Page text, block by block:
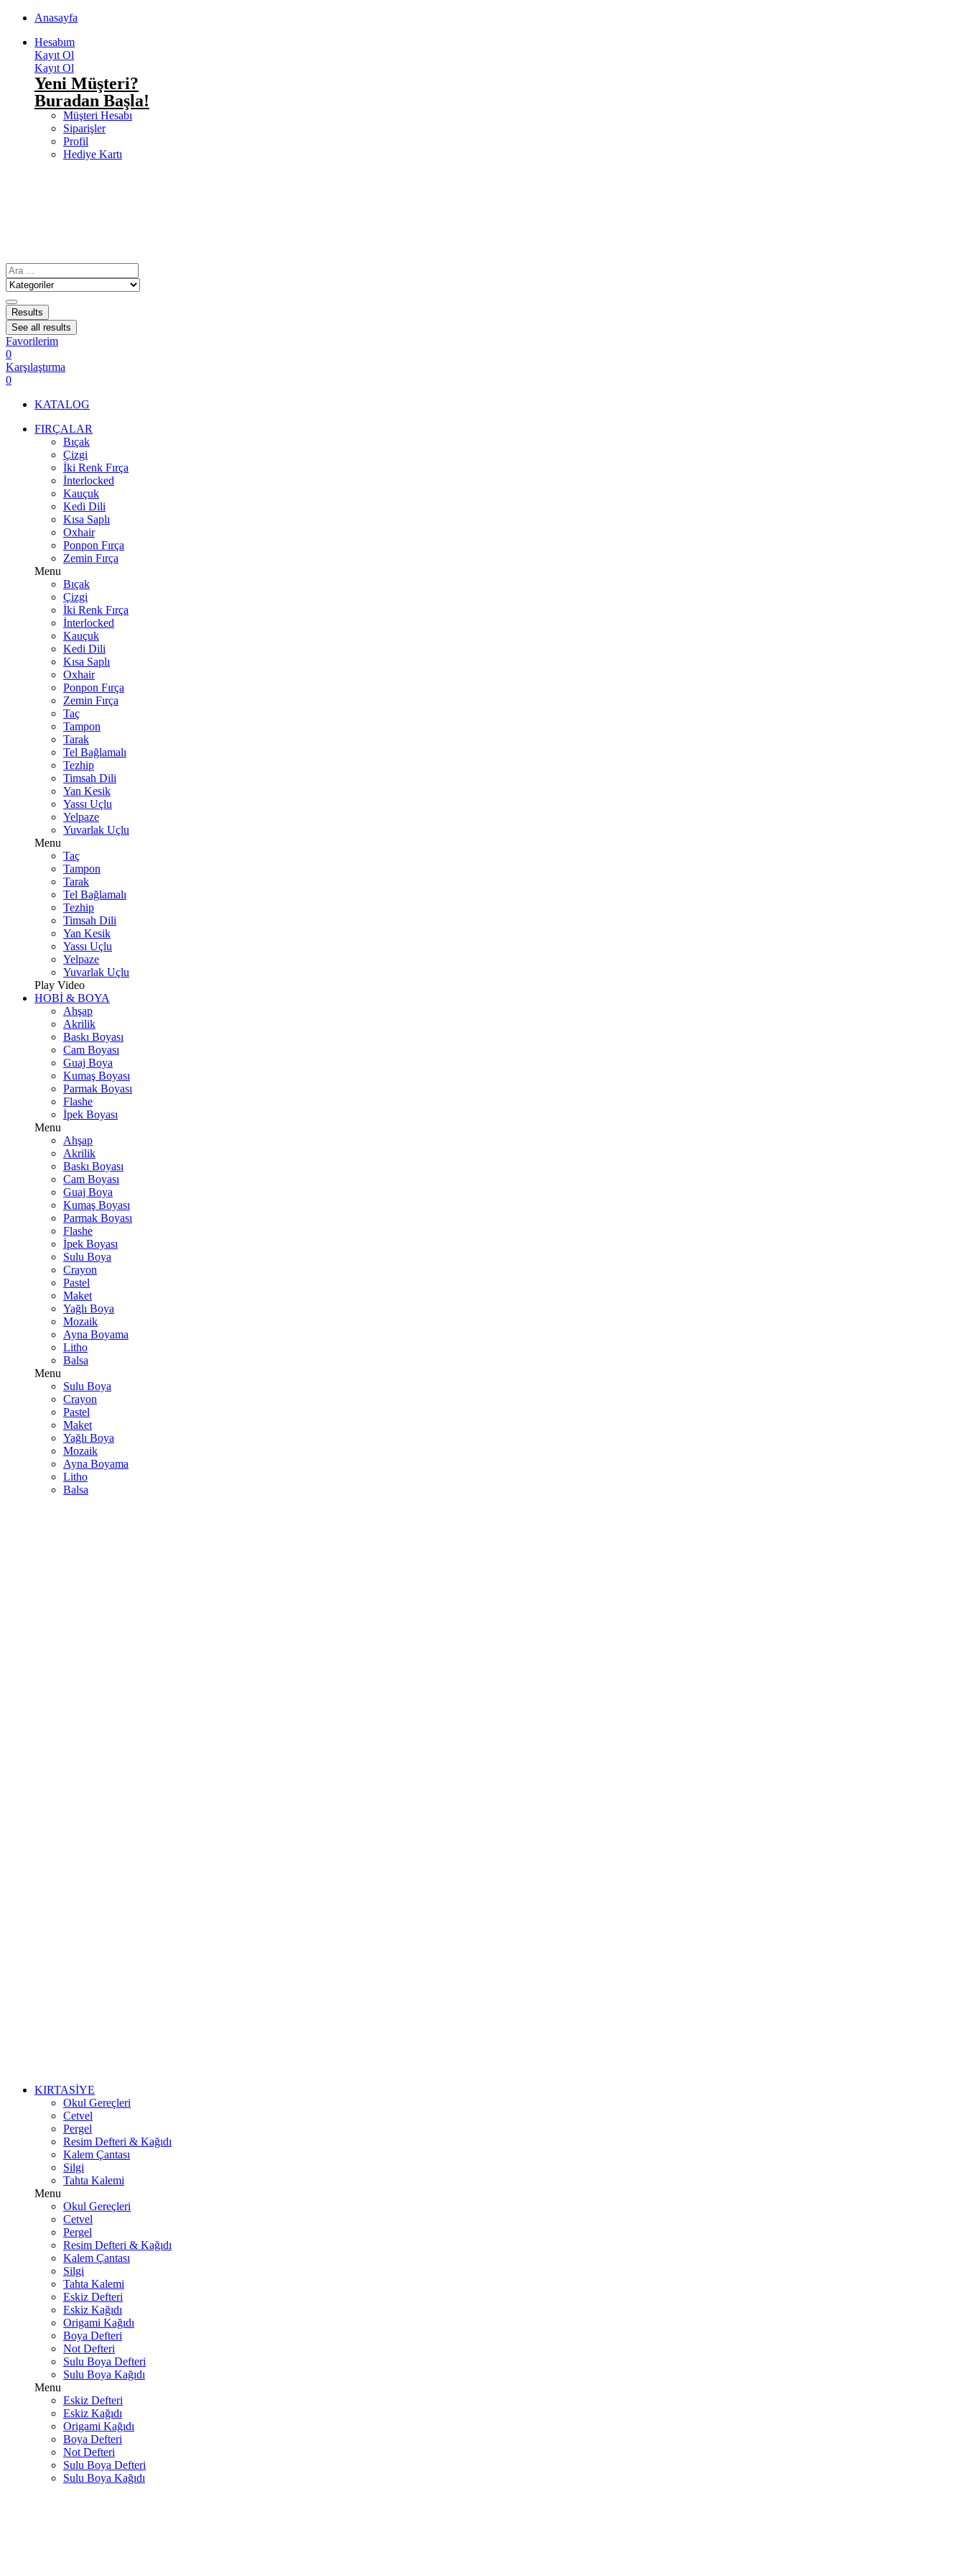
Anasayfa
Hesabım
Kayıt Ol
Kayıt Ol
Yeni Müşteri?
Buradan Başla!
Müşteri Hesabı
Siparişler
Profil
Hediye Kartı
Results
See all results
Favorilerim
0
Karşılaştırma
0
KATALOG
FIRÇALAR
Bıçak
Çizgi
İki Renk Fırça
İnterlocked
Kauçuk
Kedi Dili
Kısa Saplı
Oxhair
Ponpon Fırça
Zemin Fırça
Menu
Bıçak
Çizgi
İki Renk Fırça
İnterlocked
Kauçuk
Kedi Dili
Kısa Saplı
Oxhair
Ponpon Fırça
Zemin Fırça
Taç
Tampon
Tarak
Tel Bağlamalı
Tezhip
Timsah Dili
Yan Kesik
Yassı Uçlu
Yelpaze
Yuvarlak Uçlu
Menu
Taç
Tampon
Tarak
Tel Bağlamalı
Tezhip
Timsah Dili
Yan Kesik
Yassı Uçlu
Yelpaze
Yuvarlak Uçlu
Play Video
HOBİ & BOYA
Ahşap
Akrilik
Baskı Boyası
Cam Boyası
Guaj Boya
Kumaş Boyası
Parmak Boyası
Flashe
İpek Boyası
Menu
Ahşap
Akrilik
Baskı Boyası
Cam Boyası
Guaj Boya
Kumaş Boyası
Parmak Boyası
Flashe
İpek Boyası
Sulu Boya
Crayon
Pastel
Maket
Yağlı Boya
Mozaik
Ayna Boyama
Litho
Balsa
Menu
Sulu Boya
Crayon
Pastel
Maket
Yağlı Boya
Mozaik
Ayna Boyama
Litho
Balsa
KIRTASİYE
Okul Gereçleri
Cetvel
Pergel
Resim Defteri & Kağıdı
Kalem Çantası
Silgi
Tahta Kalemi
Menu
Okul Gereçleri
Cetvel
Pergel
Resim Defteri & Kağıdı
Kalem Çantası
Silgi
Tahta Kalemi
Eskiz Defteri
Eskiz Kağıdı
Origami Kağıdı
Boya Defteri
Not Defteri
Sulu Boya Defteri
Sulu Boya Kağıdı
Menu
Eskiz Defteri
Eskiz Kağıdı
Origami Kağıdı
Boya Defteri
Not Defteri
Sulu Boya Defteri
Sulu Boya Kağıdı